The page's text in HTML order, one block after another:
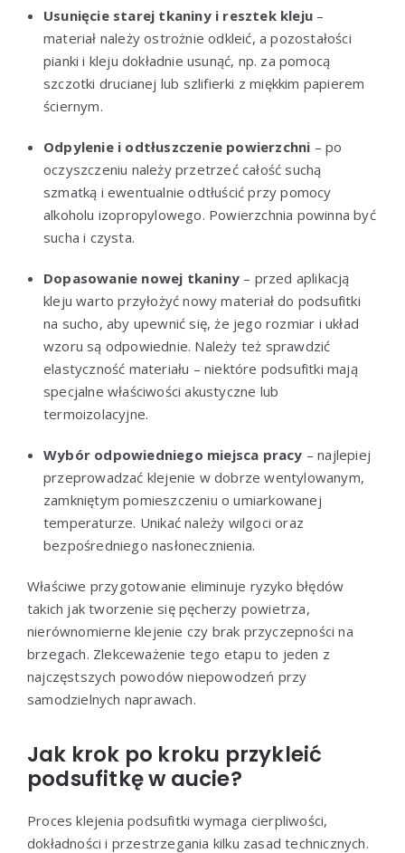
Usunięcie starej tkaniny i resztek kleju –
materiał należy ostrożnie odkleić, a pozostałości
pianki i kleju dokładnie usunąć, np. za pomocą
szczotki drucianej lub szlifierki z miękkim papierem
ściernym.
Odpylenie i odtłuszczenie powierzchni – po
oczyszczeniu należy przetrzeć całość suchą
szmatką i ewentualnie odtłuścić przy pomocy
alkoholu izopropylowego. Powierzchnia powinna być
sucha i czysta.
Dopasowanie nowej tkaniny – przed aplikacją
kleju warto przyłożyć nowy materiał do podsufitki
na sucho, aby upewnić się, że jego rozmiar i układ
wzoru są odpowiednie. Należy też sprawdzić
elastyczność materiału – niektóre podsufitki mają
specjalne właściwości akustyczne lub
termoizolacyjne.
Wybór odpowiedniego miejsca pracy – najlepiej
przeprowadzać klejenie w dobrze wentylowanym,
zamkniętym pomieszczeniu o umiarkowanej
temperaturze. Unikać należy wilgoci oraz
bezpośredniego nasłonecznienia.
Właściwe przygotowanie eliminuje ryzyko błędów
takich jak tworzenie się pęcherzy powietrza,
nierównomierne klejenie czy brak przyczepności na
brzegach. Zlekceważenie tego etapu to jeden z
najczęstszych powodów niepowodzeń przy
samodzielnych naprawach.
Jak krok po kroku przykleić
podsufitkę w aucie?
Proces klejenia podsufitki wymaga cierpliwości,
dokładności i przestrzegania kilku zasad technicznych.